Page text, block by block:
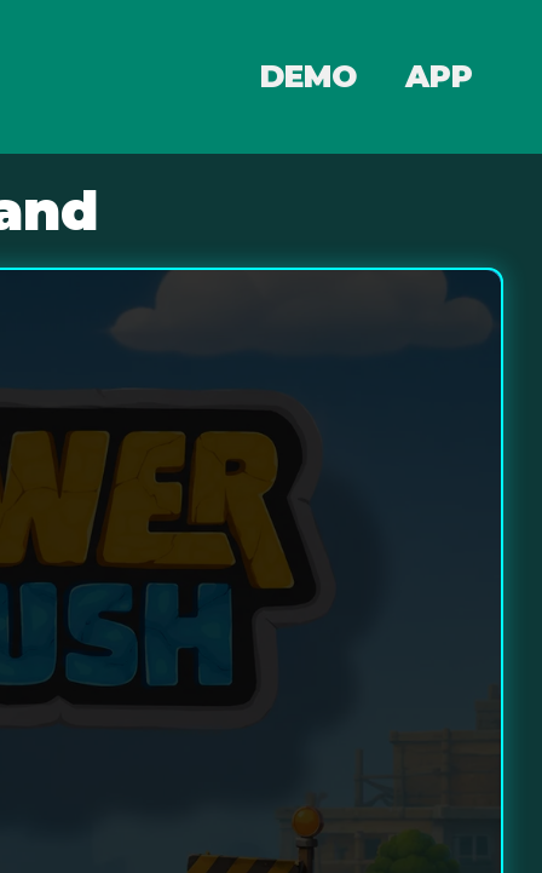
DEMO APP